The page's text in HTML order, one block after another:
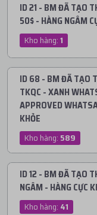
ID 21 - BM ĐÃ TẠO
50$ - HÀNG NGÂM
Kho hàng:1
ID 68 - BM ĐÃ TẠO
TKQC - XANH
APPROVED
KHỎE
Kho hàng: 589
ID 12 - BM ĐÃ TẠO
NGÂM - HÀNG CỰC
Kho hàng: 41